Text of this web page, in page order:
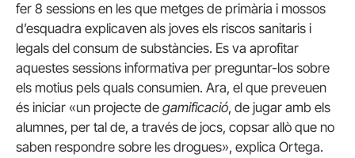
fer 8 sessions en les que metges de primària i mossos
d’esquadra explicaven als joves els riscos sanitaris i
legals del consum de substàncies. Es va aprofitar
aquestes sessions informativa per preguntar-los sobre
els motius pels quals consumien. Ara, el que preveuen
és iniciar «un projecte de gamificació, de jugar amb els
alumnes, per tal de, a través de jocs, copsar allò que no
saben respondre sobre les drogues», explica Ortega.